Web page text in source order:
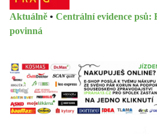
Aktuálně • Centrální evidence psů:
povinná